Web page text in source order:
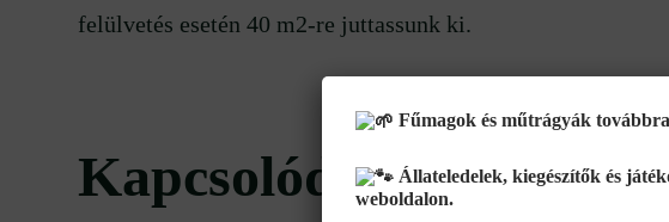
felülvetés esetén 40 m2-re juttassunk ki.
Kapcsolódó termékek
Fűmagok és műtrágyák
Állateledelek, kiegészítők és
weboldalon.